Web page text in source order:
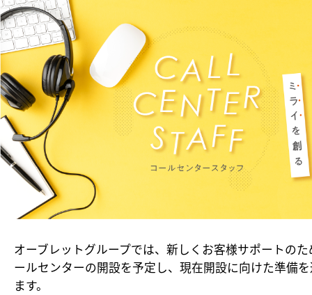
オーブレットグループでは、新しくお客様サポートの
ールセンターの開設を予定し、現在開設に向けた準備
ます。